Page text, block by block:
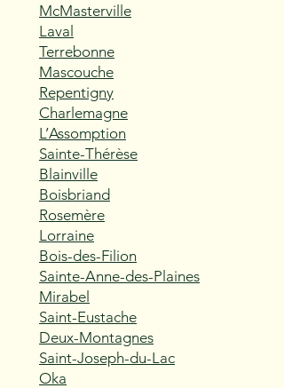
McMasterville
Laval
Terrebonne
Mascouche
Repentigny
Charlemagne
L’Assomption
Sainte-Thérèse
Blainville
Boisbriand
Rosemère
Lorraine
Bois-des-Filion
Sainte-Anne-des-Plaines
Mirabel
Saint-Eustache
Deux-Montagnes
Saint-Joseph-du-Lac
Oka